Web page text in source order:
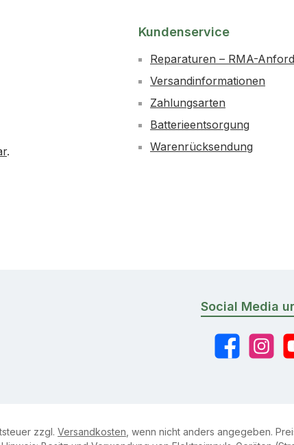
.
Kundenservice
Reparaturen – RMA-
Versandinformationen
Zahlungsarten
Batterieentsorgung
Warenrücksendung
Social Media
Facebook
zzgl. Versandkosten , wenn nicht anders angegeben.